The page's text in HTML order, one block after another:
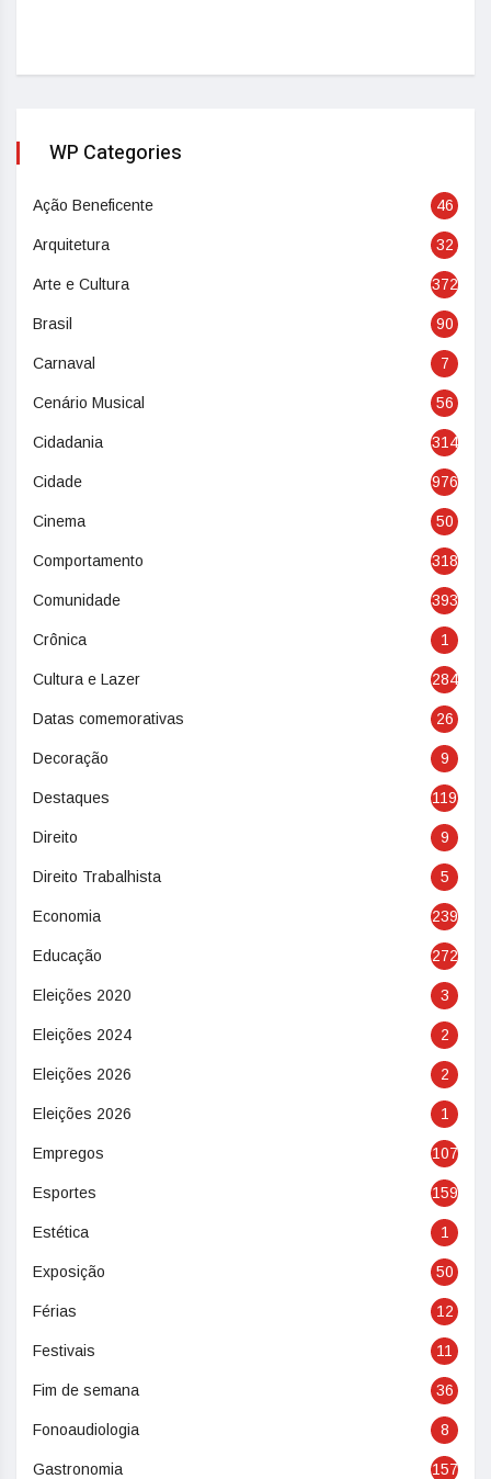
WP Categories
Ação Beneficente 46
Arquitetura 32
Arte e Cultura 372
Brasil 90
Carnaval 7
Cenário Musical 56
Cidadania 314
Cidade 976
Cinema 50
Comportamento 318
Comunidade 393
Crônica 1
Cultura e Lazer 284
Datas comemorativas 26
Decoração 9
Destaques 119
Direito 9
Direito Trabalhista 5
Economia 239
Educação 272
Eleições 2020 3
Eleições 2024 2
Eleições 2026 2
Eleições 2026 1
Empregos 107
Esportes 159
Estética 1
Exposição 50
Férias 12
Festivais 11
Fim de semana 36
Fonoaudiologia 8
Gastronomia 157